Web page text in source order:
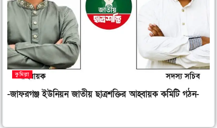
কুমিল্লা
-জাফরগঞ্জ ইউনিয়ন জাতীয় ছাত্রশক্তির আহ্বায়ক কমিটি গঠন-